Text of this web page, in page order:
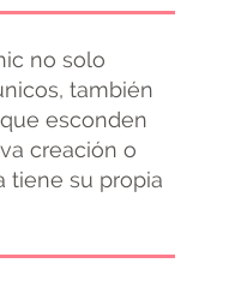
no solo
también
esconden
creación o
tiene su propia